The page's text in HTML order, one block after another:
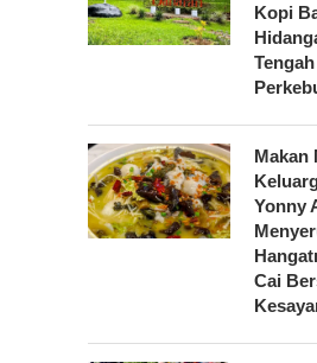
Kopi
Makan
Yonny
Cai